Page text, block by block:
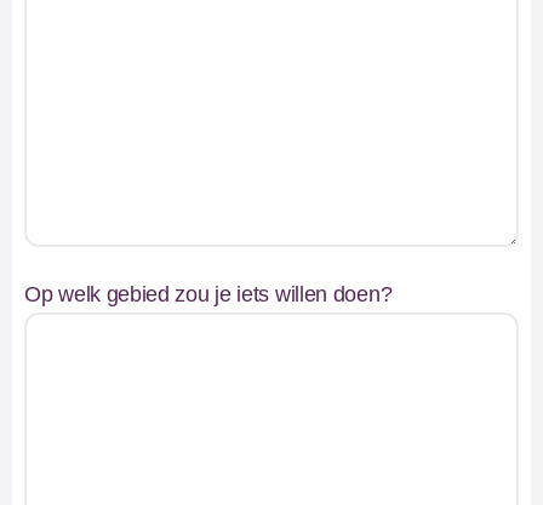
Op welk gebied zou je iets willen doen?